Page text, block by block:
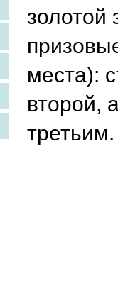
золотой
места):
второй,